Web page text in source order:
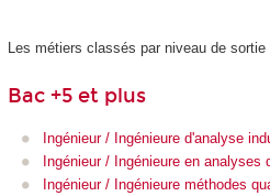
Les métiers classés par niveau de sortie
Bac +5 et plus
Ingénieur / Ingénieure d'analyse
Ingénieur / Ingénieure en analyses
Ingénieur / Ingénieure méthodes